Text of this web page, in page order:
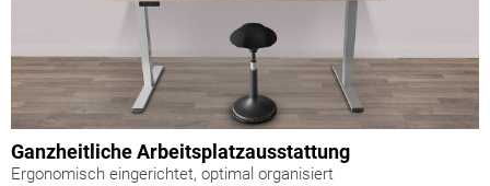
Ganzheitliche Arbeitsplatzausstattung
Ergonomisch eingerichtet, optimal organisiert